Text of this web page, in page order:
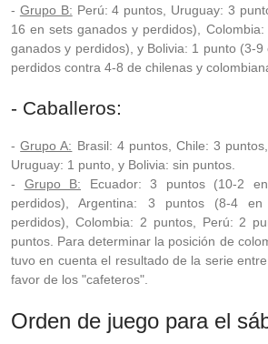
- Grupo B: Perú: 4 puntos, Uruguay: 3
16 en sets ganados y perdidos),
ganados y perdidos), y Bolivia: 1 punto (3-
perdidos contra 4-8 de chilenas y
- Caballeros:
-Grupo A: Brasil: 4 puntos, Chile: 3
Uruguay: 1 punto, y Bolivia: sin puntos.
- Grupo B: Ecuador: 3 puntos (10-2
perdidos), Argentina: 3 puntos (8-4
perdidos), Colombia: 2 puntos, Perú: 2
puntos. Para determinar la posición de
tuvo en cuenta el resultado de la serie
favor de los "cafeteros".
Orden de juego para el